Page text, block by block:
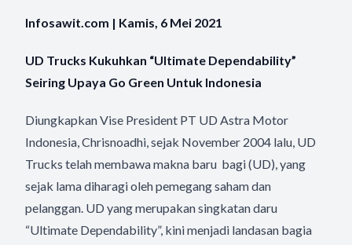
Infosawit.com | Kamis, 6 Mei 2021
UD Trucks Kukuhkan “Ultimate Dependability”
Seiring Upaya Go Green Untuk Indonesia
Diungkapkan Vise President PT UD Astra Motor
Indonesia, Chrisnoadhi, sejak November 2004 lalu, UD
Trucks telah membawa makna baru bagi (UD), yang
sejak lama diharagi oleh pemegang saham dan
pelanggan. UD yang merupakan singkatan daru
“Ultimate Dependability”, kini menjadi landasan bagia